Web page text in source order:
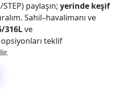
paylaşın; yerinde keşif
Sahil–havalimanı ve
316Lve
opsiyonları teklif